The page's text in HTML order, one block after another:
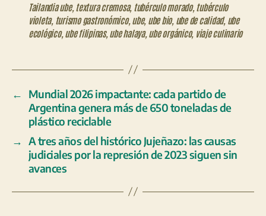
Tailandia ube, textura cremosa, tubérculo morado, tubérculo
violeta, turismo gastronómico, ube, ube bio, ube de calidad, ube
ecológico, ube filipinas, ube halaya, ube orgánico, viaje culinario
←
Mundial 2026 impactante: cada partido de
Argentina genera más de 650 toneladas de
plástico reciclable
→
A tres años del histórico Jujeñazo: las causas
judiciales por la represión de 2023 siguen sin
avances